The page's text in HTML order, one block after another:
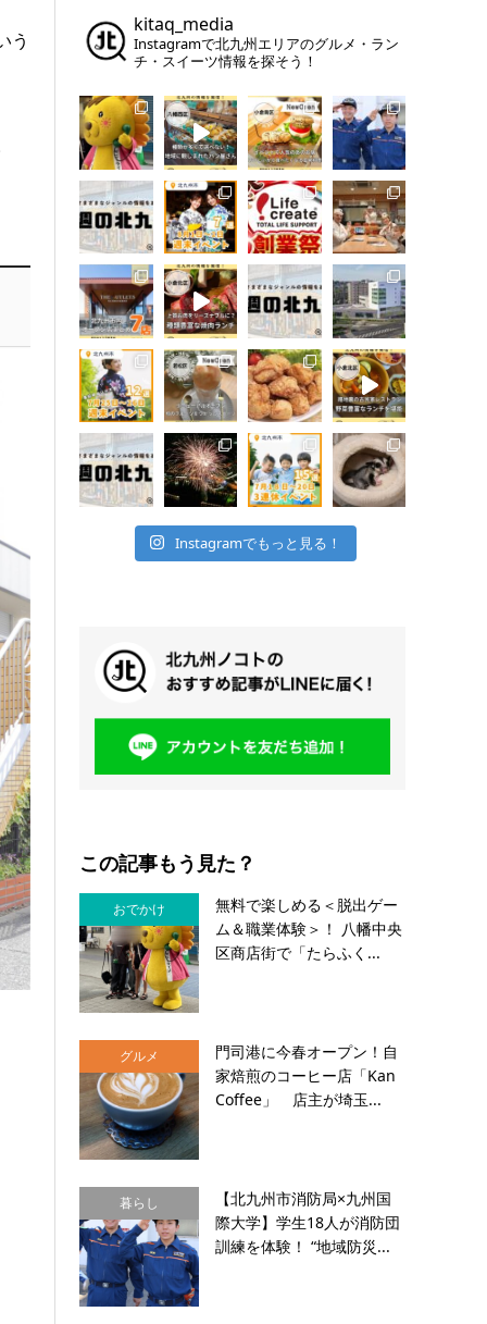
う
kitaq_media
Instagramで北九州エリアのグルメ・ラン
チ・スイーツ情報を探そう！
Instagramでもっと見る！
この記事もう見た？
おでかけ
無料で楽しめる＜脱出ゲー
ム＆職業体験＞！ 八幡中央
区商店街で「たらふく...
グルメ
門司港に今春オープン！自
家焙煎のコーヒー店「Kan
Coffee」 店主が埼玉...
暮らし
【北九州市消防局×九州国
際大学】学生18人が消防団
訓練を体験！ “地域防災...